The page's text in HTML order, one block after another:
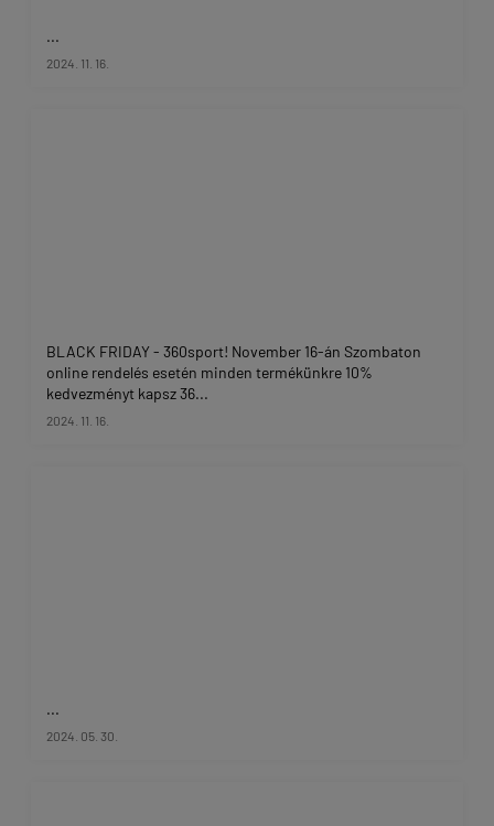
...
2024. 11. 16.
BLACK FRIDAY - 360sport! November 16-án Szombaton
online rendelés esetén minden termékünkre 10%
kedvezményt kapsz 36...
2024. 11. 16.
...
2024. 05. 30.